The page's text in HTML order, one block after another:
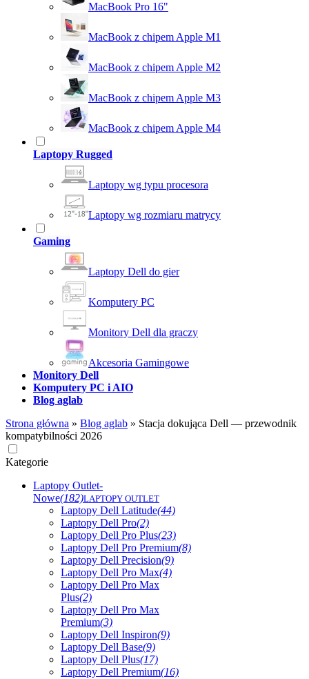
MacBook Pro 16"
MacBook z chipem Apple M1
MacBook z chipem Apple M2
MacBook z chipem Apple M3
MacBook z chipem Apple M4
Laptopy Rugged
Laptopy wg typu procesora
Laptopy wg rozmiaru matrycy
Gaming
Laptopy Dell do gier
Komputery PC
Monitory Dell dla graczy
Akcesoria Gamingowe
Monitory Dell
Komputery PC i AIO
Blog aglab
Strona główna » Blog aglab » Stacja dokująca Dell — przewodnik
kompatybilności 2026
Kategorie
Laptopy Outlet-
Nowe(182)LAPTOPY OUTLET
Laptopy Dell Latitude(44)
Laptopy Dell Pro(2)
Laptopy Dell Pro Plus(23)
Laptopy Dell Pro Premium(8)
Laptopy Dell Precision(9)
Laptopy Dell Pro Max(4)
Laptopy Dell Pro Max
Plus(2)
Laptopy Dell Pro Max
Premium(3)
Laptopy Dell Inspiron(9)
Laptopy Dell Base(9)
Laptopy Dell Plus(17)
Laptopy Dell Premium(16)